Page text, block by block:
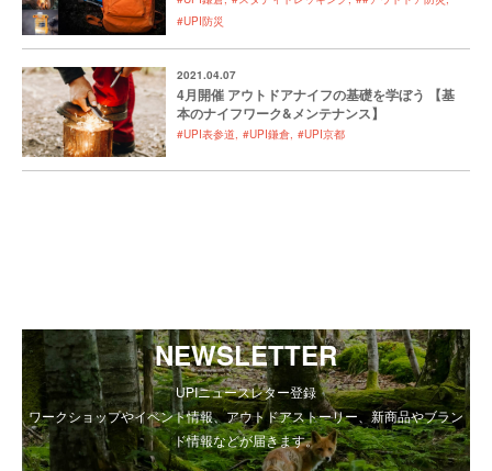
#UPI防災
2021.04.07
4月開催 アウトドアナイフの基礎を学ぼう 【基
本のナイフワーク&メンテナンス】
#UPI表参道 #UPI鎌倉 #UPI京都
NEWSLETTER
UPIニュースレター登録
ワークショップやイベント情報、アウトドアストーリー、新商品やブラン
ド情報などが届きます。